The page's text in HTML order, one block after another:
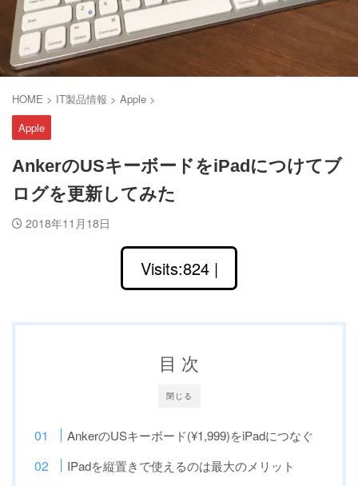
HOME > IT製品情報 > Apple >
Apple
AnkerのUSキーボードをiPadにつけてブ
ログを更新してみた
2018年11月18日
Visits:824 |
閉じる
目 次
AnkerのUSキーボード(¥1,999)をiPadにつなぐ
IPadを縦置きで使えるのは最大のメリット